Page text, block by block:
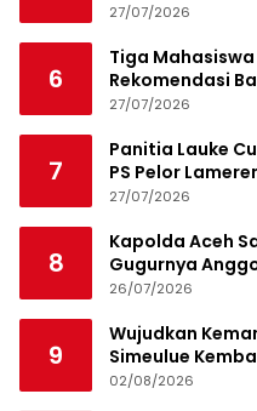
27/07/2026
6
Tiga
Rekomendasi
Jamaluddin
27/07/2026
7
Panitia Lauke
PS Pelor
27/07/2026
8
Kapolda Aceh
Gugurnya
Bandar Narkoba
26/07/2026
9
Wujudkan
Simeulue
02/08/2026